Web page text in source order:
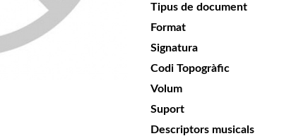
Tipus de document
Format
Signatura
Codi Topogràfic
Volum
Suport
Descriptors musicals